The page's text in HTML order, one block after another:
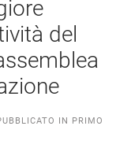
del
IN PRIMO